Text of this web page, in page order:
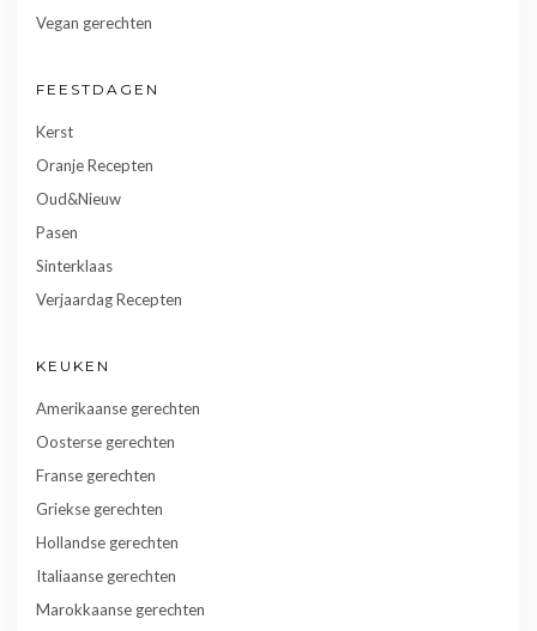
Vegan gerechten
FEESTDAGEN
Kerst
Oranje Recepten
Oud&Nieuw
Pasen
Sinterklaas
Verjaardag Recepten
KEUKEN
Amerikaanse gerechten
Oosterse gerechten
Franse gerechten
Griekse gerechten
Hollandse gerechten
Italiaanse gerechten
Marokkaanse gerechten